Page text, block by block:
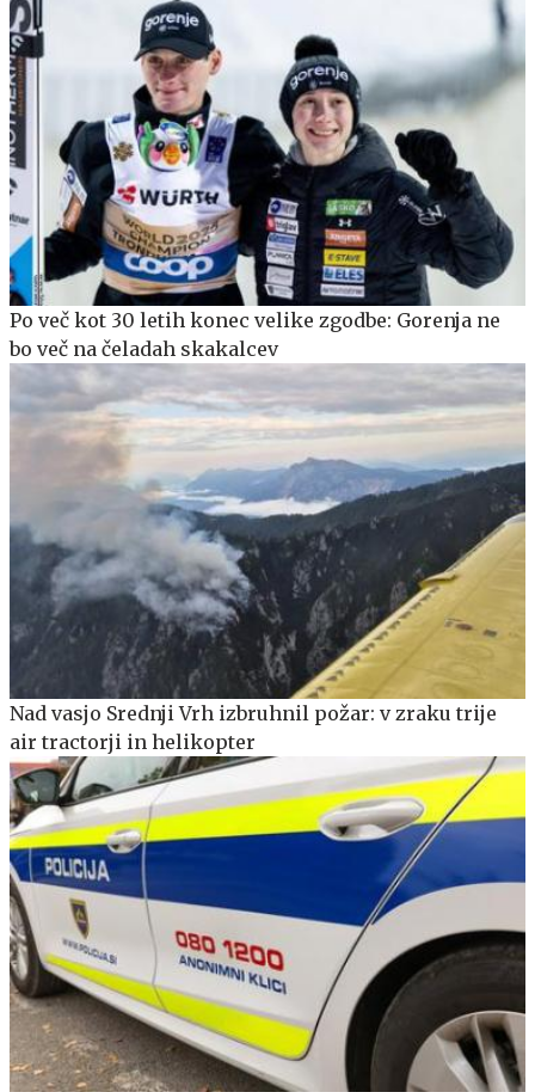
Po več kot 30 letih konec velike zgodbe: Gorenja ne
bo več na čeladah skakalcev
Nad vasjo Srednji Vrh izbruhnil požar: v zraku trije
air tractorji in helikopter